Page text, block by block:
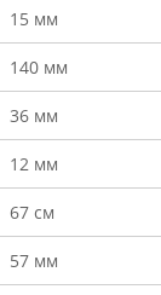
15 мм
140 мм
36 мм
12 мм
67 см
57 мм